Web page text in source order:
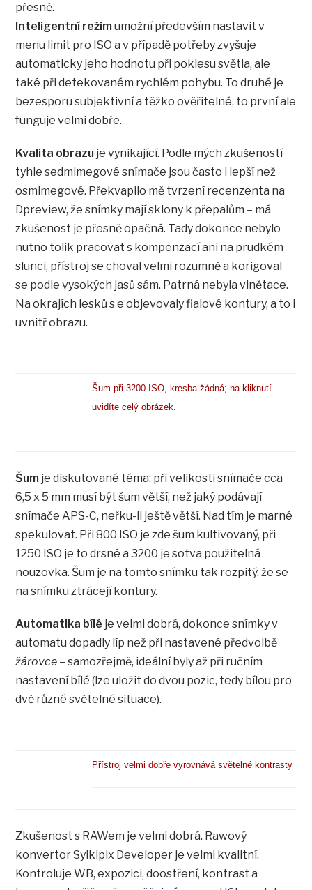
přesně.
Inteligentní režimumožní především nastavit v
menu limit pro ISO a v případě potřeby zvyšuje
automaticky jeho hodnotu při poklesu světla, ale
také při detekovaném rychlém pohybu. To druhé je
bezesporu subjektivní a těžko ověřitelné, to první ale
funguje velmi dobře.
Kvalita obrazu je vynikající. Podle mých zkušeností
tyhle sedmimegové snímače jsou často i lepší než
osmimegové. Překvapilo mě tvrzení recenzenta na
Dpreview, že snímky mají sklony k přepalům – má
zkušenost je přesně opačná. Tady dokonce nebylo
nutno tolik pracovat s kompenzací ani na prudkém
slunci, přístroj se choval velmi rozumně a korigoval
se podle vysokých jasů sám. Patrná nebyla vinětace.
Na okrajích lesků s e objevovaly fialové kontury, a to i
uvnitř obrazu.
Šum při 3200 ISO, kresba žádná; na kliknutí
uvidíte celý obrázek.
Šum je diskutované téma: při velikosti snímače cca
6,5 x 5 mm musí být šum větší, než jaký podávají
snímače APS-C, neřku-li ještě větší. Nad tím je marné
spekulovat. Při 800 ISO je zde šum kultivovaný, při
1250 ISO je to drsné a 3200 je sotva použitelná
nouzovka. Šum je na tomto snímku tak rozpitý, že se
na snímku ztrácejí kontury.
Automatika bílé je velmi dobrá, dokonce snímky v
automatu dopadly líp než při nastavené předvolbě
žárovce – samozřejmě, ideální byly až při ručním
nastavení bílé (lze uložit do dvou pozic, tedy bílou pro
dvě různé světelné situace).
Přístroj velmi dobře vyrovnává světelné kontrasty
Zkušenost s RAWem je velmi dobrá. Rawový
konvertor Sylkipix Developer je velmi kvalitní.
Kontroluje WB, expozici, doostření, kontrast a